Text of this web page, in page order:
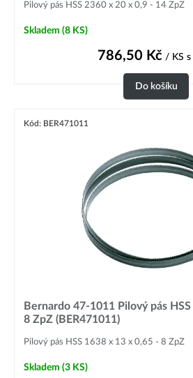
Pilový pás HSS 2360 x 20 x 0,9 - 14 ZpZ
Skladem (8 KS)
786,50 Kč / KS s
Do košíku
Kód: BER471011
Bernardo 47-1011 Pilový pás
8 ZpZ (BER471011)
Pilový pás HSS 1638 x 13 x 0,65 - 8 ZpZ
Skladem (3 KS)